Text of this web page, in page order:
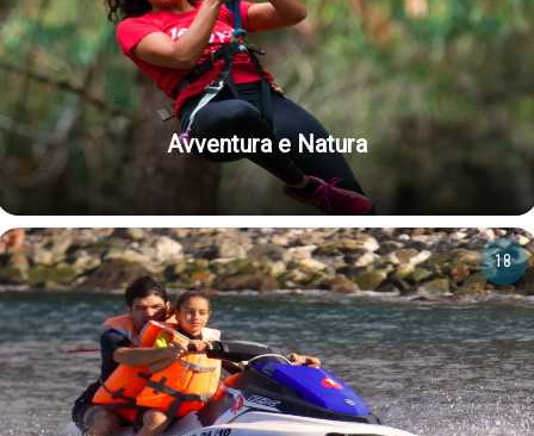
Avventura e Natura
18